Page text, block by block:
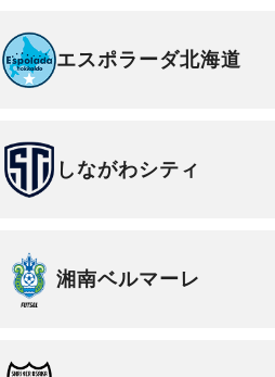
エスポラーダ北海道
しながわシティ
湘南ベルマーレ